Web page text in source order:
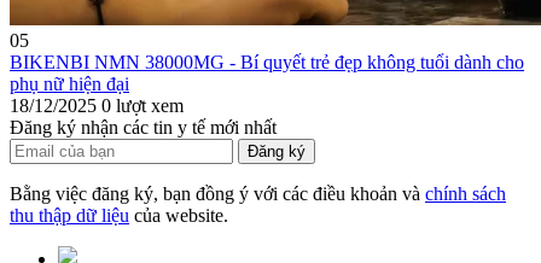
05
BIKENBI NMN 38000MG - Bí quyết trẻ đẹp không tuổi dành cho
phụ nữ hiện đại
18/12/2025 0 lượt xem
Đăng ký nhận các tin y tế mới nhất
Đăng ký
Bằng việc đăng ký, bạn đồng ý với các điều khoản và chính sách
thu thập dữ liệu của website.